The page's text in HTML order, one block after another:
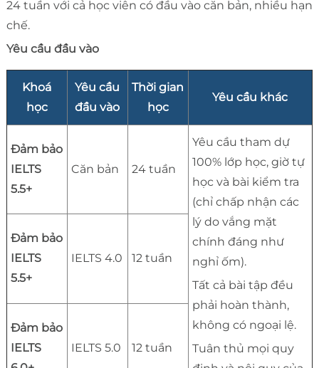
24 tuần với cả học viên có đầu vào căn bản, nhiều hạn
chế.
Yêu cầu đầu vào
Khoá
học
Yêu cầu
đầu vào
Thời gian
học
Yêu cầu khác
Đảm bảo
IELTS
5.5+
Căn bản 24 tuần
Yêu cầu tham dự
100% lớp học, giờ tự
học và bài kiểm tra
(chỉ chấp nhận các
lý do vắng mặt
chính đáng như
nghỉ ốm).
Tất cả bài tập đều
phải hoàn thành,
không có ngoại lệ.
Tuân thủ mọi quy
Đảm bảo
IELTS
5.5+
IELTS 4.0 12 tuần
Đảm bảo
IELTS
IELTS 5.0 12 tuần